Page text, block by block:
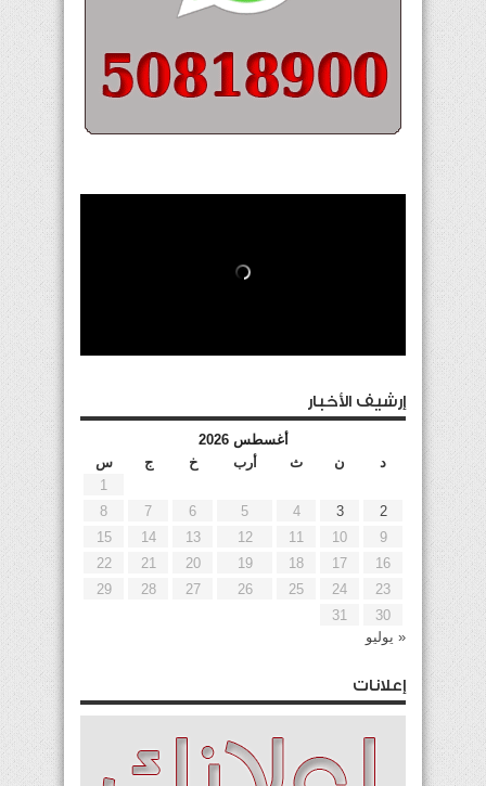
إرشيف الأخبار
أغسطس 2026
د
ن ث أرب خ ج
س
1
2
3
4
5
6
7
8
9
10
11
12
13
14
15
16
17
18
19
20
21
22
23
24
25
26
27
28
29
30
31
« يوليو
إعلانات